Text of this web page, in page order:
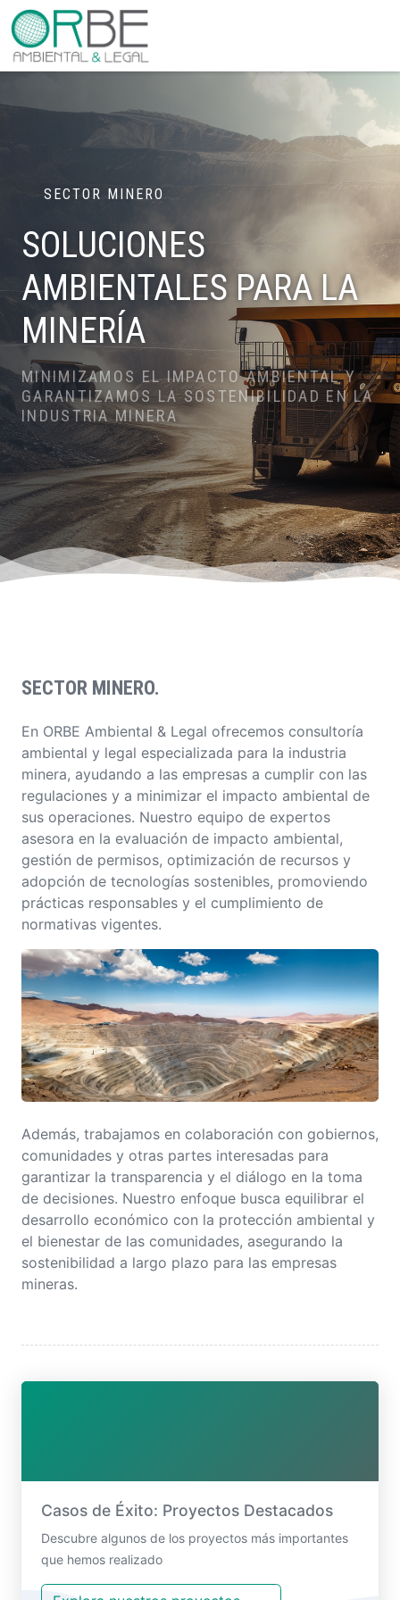
SECTOR MINERO
SOLUCIONES
AMBIENTALESPARA LA
MINERÍA
MINIMIZAMOS EL IMPACTO AMBIENTALY
GARANTIZAMOS LA SOSTENIBILIDAD EN LA
INDUSTRIA MINERA
SECTOR MINERO.
En ORBE Ambiental & Legal ofrecemos consultoría
ambiental y legal especializada para la industria
minera, ayudando a las empresas a cumplir con las
regulaciones y a minimizar el impacto ambiental de
sus operaciones. Nuestro equipo de expertos
asesora en la evaluación de impacto ambiental,
gestión de permisos, optimización de recursos y
adopción de tecnologías sostenibles, promoviendo
prácticas responsables y el cumplimiento de
normativas vigentes.
Además, trabajamos en colaboración con gobiernos,
comunidades y otras partes interesadas para
garantizar la transparencia y el diálogo en la toma
de decisiones. Nuestro enfoque busca equilibrar el
desarrollo económico con la protección ambiental y
el bienestar de las comunidades, asegurando la
sostenibilidad a largo plazo para las empresas
mineras.
Casos de Éxito: Proyectos Destacados
Descubre algunos de los proyectos más importantes
que hemos realizado